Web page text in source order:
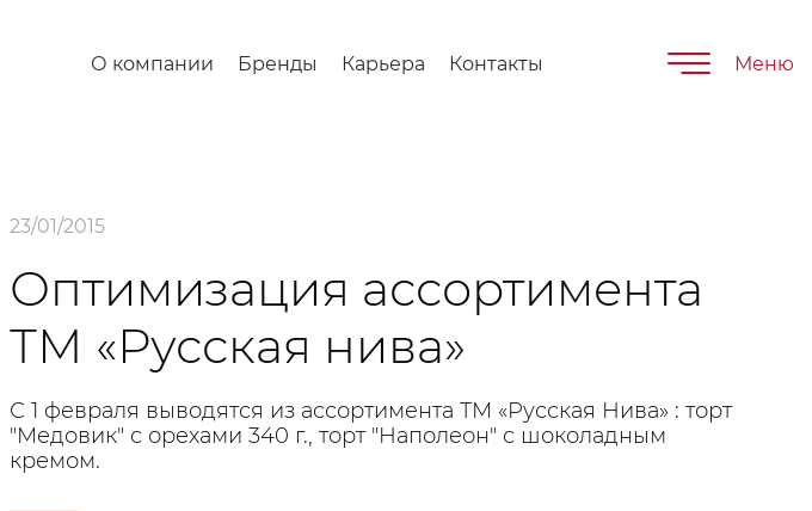
О компании Бренды Карьера Контакты Меню
23/01/2015
Оптимизация ассортимента
ТМ «Русская нива»
С 1 февраля выводятся из ассортимента ТМ «Русская Нива» : торт
"Медовик" с орехами 340 г., торт "Наполеон" с шоколадным
кремом.